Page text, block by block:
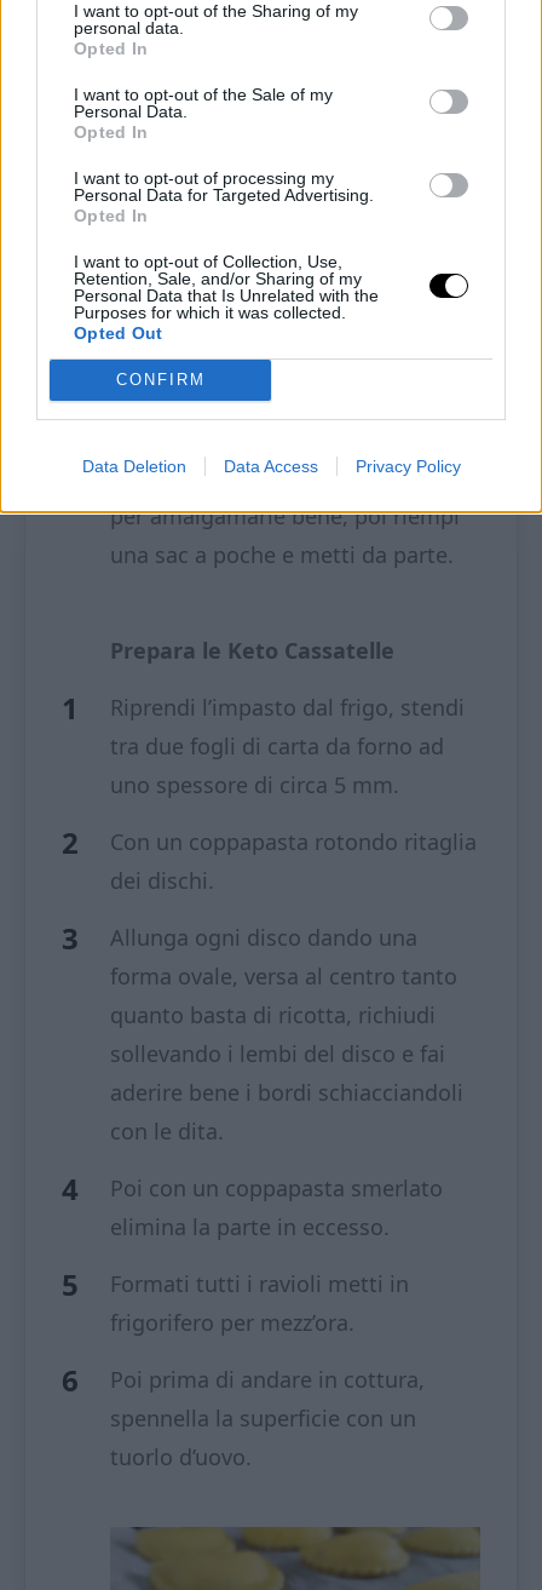
I want to opt-out of the Sharing of my
personal data.
Opted In
I want to opt-out of the Sale of my
Personal Data.
Opted In
I want to opt-out of processing my
Personal Data for Targeted Advertising.
Opted In
I want to opt-out of Collection, Use,
Retention, Sale, and/or Sharing of my
Personal Data that Is Unrelated with the
Purposes for which it was collected.
Opted Out
CONFIRM
Data Deletion Data Access Privacy Policy
asciutta e morbida.
frigo per almeno un’ora.
Prepara la Crema di ricotta
In una ciotola mescola la ricotta, a
temperatura ambiente, con
l’eritritolo e la cannella finché non
diventa liscia e cremosa.
mescola ancora qualche secondo
per amalgamarle bene, poi riempi
una sac a poche e metti da parte.
Prepara le Keto Cassatelle
Riprendi l’impasto dal frigo, stendi
tra due fogli di carta da forno ad
uno spessore di circa 5 mm.
Con un coppapasta rotondo ritaglia
dei dischi.
Allunga ogni disco dando una
forma ovale, versa al centro tanto
quanto basta di ricotta, richiudi
sollevando i lembi del disco e fai
aderire bene i bordi schiacciandoli
con le dita.
Poi con un coppapasta smerlato
elimina la parte in eccesso.
Formati tutti i ravioli metti in
frigorifero per mezz’ora.
Poi prima di andare in cottura,
spennella la superficie con un
tuorlo d’uovo.